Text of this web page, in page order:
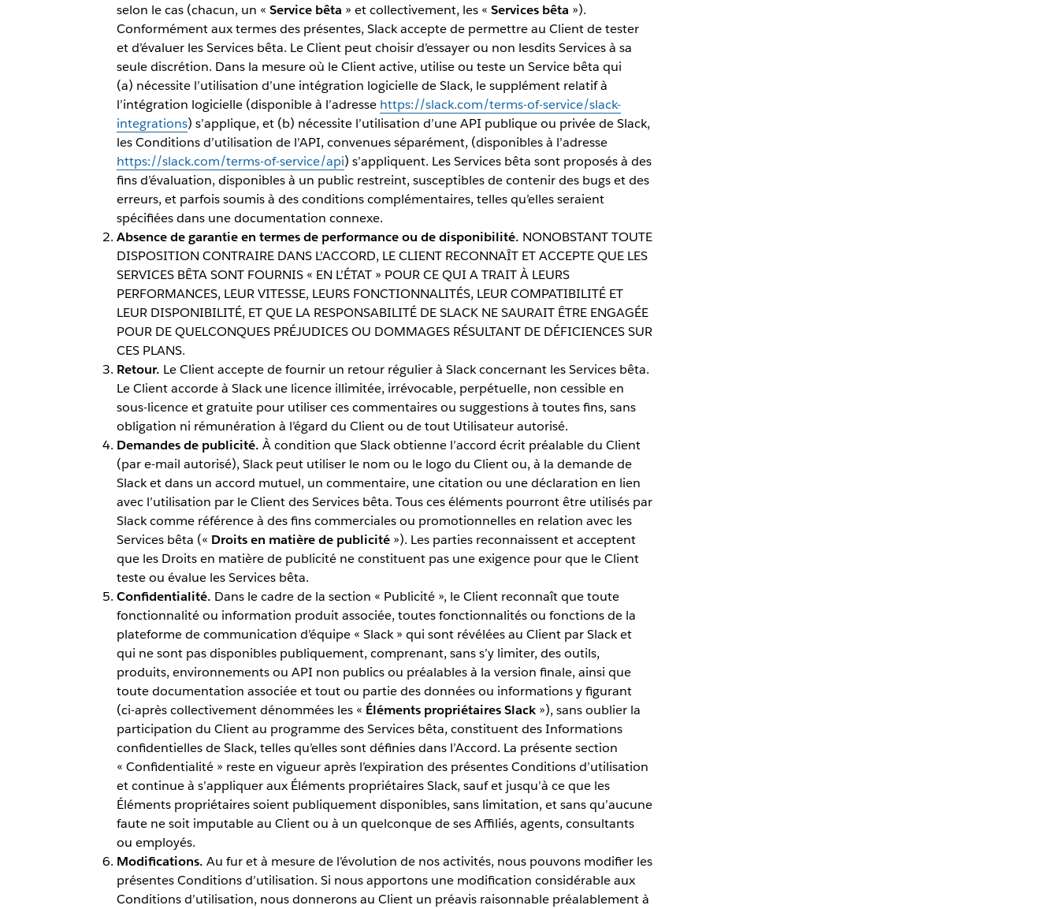
selon le cas (chacun, un « Service bêta » et collectivement, les « Services bêta »).
Conformément aux termes des présentes, Slack accepte de permettre au Client de tester
et d’évaluer les Services bêta. Le Client peut choisir d’essayer ou non lesdits Services à sa
seule discrétion. Dans la mesure où le Client active, utilise ou teste un Service bêta qui
(a) nécessite l’utilisation d’une intégration logicielle de Slack, le supplément relatif à
l’intégration logicielle (disponible à l’adresse https://slack.com/terms-of-service/slack-
integrations) s’applique, et (b) nécessite l’utilisation d’une API publique ou privée de Slack,
les Conditions d’utilisation de l’API, convenues séparément, (disponibles à l’adresse
https://slack.com/terms-of-service/api) s’appliquent. Les Services bêta sont proposés à des
fins d’évaluation, disponibles à un public restreint, susceptibles de contenir des bugs et des
erreurs, et parfois soumis à des conditions complémentaires, telles qu’elles seraient
spécifiées dans une documentation connexe.
Absence de garantie en termes de performance ou de disponibilité. NONOBSTANT TOUTE
DISPOSITION CONTRAIRE DANS L’ACCORD, LE CLIENT RECONNAÎT ET ACCEPTE QUE LES
SERVICES BÊTA SONT FOURNIS « EN L’ÉTAT » POUR CE QUI A TRAIT À LEURS
PERFORMANCES, LEUR VITESSE, LEURS FONCTIONNALITÉS, LEUR COMPATIBILITÉ ET
LEUR DISPONIBILITÉ, ET QUE LA RESPONSABILITÉ DE SLACK NE SAURAIT ÊTRE ENGAGÉE
POUR DE QUELCONQUES PRÉJUDICES OU DOMMAGES RÉSULTANT DE DÉFICIENCES SUR
CES PLANS.
Retour. Le Client accepte de fournir un retour régulier à Slack concernant les Services bêta.
Le Client accorde à Slack une licence illimitée, irrévocable, perpétuelle, non cessible en
sous-licence et gratuite pour utiliser ces commentaires ou suggestions à toutes fins, sans
obligation ni rémunération à l’égard du Client ou de tout Utilisateur autorisé.
Demandes de publicité. À condition que Slack obtienne l’accord écrit préalable du Client
(par e-mail autorisé), Slack peut utiliser le nom ou le logo du Client ou, à la demande de
Slack et dans un accord mutuel, un commentaire, une citation ou une déclaration en lien
avec l’utilisation par le Client des Services bêta. Tous ces éléments pourront être utilisés par
Slack comme référence à des fins commerciales ou promotionnelles en relation avec les
Services bêta (« Droits en matière de publicité»). Les parties reconnaissent et acceptent
que les Droits en matière de publicité ne constituent pas une exigence pour que le Client
teste ou évalue les Services bêta.
Confidentialité. Dans le cadre de la section « Publicité », le Client reconnaît que toute
fonctionnalité ou information produit associée, toutes fonctionnalités ou fonctions de la
plateforme de communication d’équipe « Slack » qui sont révélées au Client par Slack et
qui ne sont pas disponibles publiquement, comprenant, sans s’y limiter, des outils,
produits, environnements ou API non publics ou préalables à la version finale, ainsi que
toute documentation associée et tout ou partie des données ou informations y figurant
(ci-après collectivement dénommées les « Éléments propriétaires Slack»), sans oublier la
participation du Client au programme des Services bêta, constituent des Informations
confidentielles de Slack, telles qu’elles sont définies dans l’Accord. La présente section
« Confidentialité » reste en vigueur après l’expiration des présentes Conditions d’utilisation
et continue à s’appliquer aux Éléments propriétaires Slack, sauf et jusqu’à ce que les
Éléments propriétaires soient publiquement disponibles, sans limitation, et sans qu’aucune
faute ne soit imputable au Client ou à un quelconque de ses Affiliés, agents, consultants
ou employés.
Modifications. Au fur et à mesure de l’évolution de nos activités, nous pouvons modifier les
présentes Conditions d’utilisation. Si nous apportons une modification considérable aux
Conditions d’utilisation, nous donnerons au Client un préavis raisonnable préalablement à